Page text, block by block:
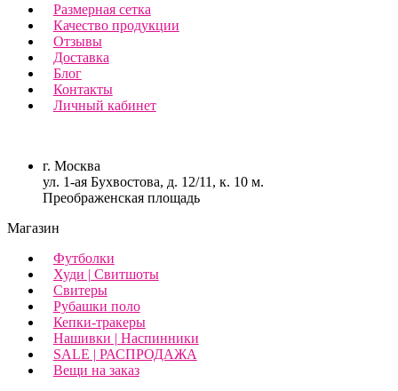
Размерная сетка
Качество продукции
Отзывы
Доставка
Блог
Контакты
Личный кабинет
г. Москва
ул. 1-ая Бухвостова, д. 12/11, к. 10 м.
Преображенская площадь
Магазин
Футболки
Худи | Свитшоты
Свитеры
Рубашки поло
Кепки-тракеры
Нашивки | Наспинники
SALE | РАСПРОДАЖА
Вещи на заказ